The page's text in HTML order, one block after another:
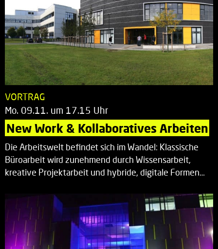
VORTRAG
Mo. 09.11. um 17.15 Uhr
New Work & Kollaboratives Arbeiten
Die Arbeitswelt befindet sich im Wandel: Klassische
Büroarbeit wird zunehmend durch Wissensarbeit,
kreative Projektarbeit und hybride, digitale Formen…